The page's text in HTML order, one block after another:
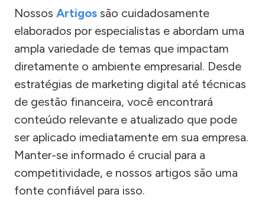
Nossos Artigos são cuidadosamente
elaborados por especialistas e abordam uma
ampla variedade de temas que impactam
diretamente o ambiente empresarial. Desde
estratégias de marketing digital até técnicas
de gestão financeira, você encontrará
conteúdo relevante e atualizado que pode
ser aplicado imediatamente em sua empresa.
Manter-se informado é crucial para a
competitividade, e nossos artigos são uma
fonte confiável para isso.